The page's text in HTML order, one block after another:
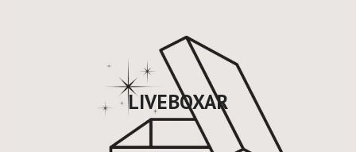
LIVEBOXAR